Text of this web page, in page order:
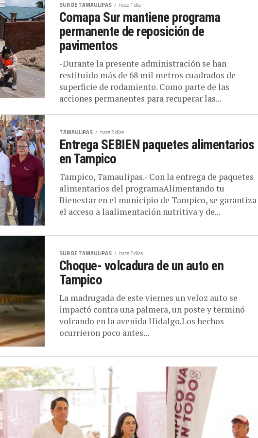
SUR DE TAMAULIPAS hace 1 día
Comapa Sur mantiene programa
permanente de reposición de
pavimentos
-Durante la presente administración se han
restituido más de 68 mil metros cuadrados de
superficie de rodamiento. Como parte de las
acciones permanentes para recuperar las...
TAMAULIPAS hace 2 días
Entrega SEBIEN paquetes alimentarios
en Tampico
Tampico, Tamaulipas.- Con la entrega de paquetes
alimentarios del programaAlimentando tu
Bienestar en el municipio de Tampico, se garantiza
el acceso a laalimentación nutritiva y de...
SUR DE TAMAULIPAS hace 2 días
Choque- volcadura de un auto en
Tampico
La madrugada de este viernes un veloz auto se
impactó contra una palmera, un poste y terminó
volcando en la avenida Hidalgo.Los hechos
ocurrieron poco antes...